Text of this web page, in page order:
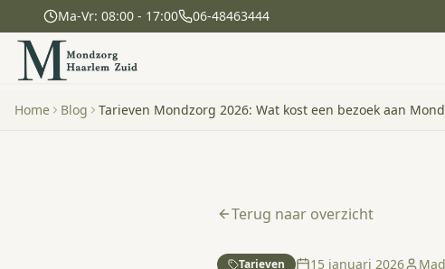
Ma-Vr: 08:00 - 17:00 06-48463444
Home Blog Tarieven Mondzorg 2026: Wat kost een bezoek aan
Terug naar overzicht
Tarieven 15 januari 2026